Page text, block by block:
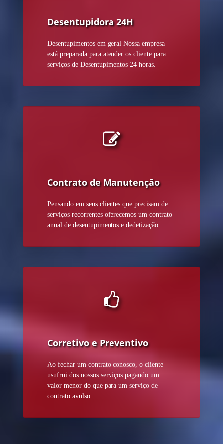
Desentupidora 24H
Desentupimentos em geral Nossa empresa
está preparada para atender os cliente para
serviços de Desentupimentos 24 horas.
Contrato de Manutenção
Pensando em seus clientes que precisam de
serviços recorrentes oferecemos um contrato
anual de desentupimentos e dedetização.
Corretivo e Preventivo
Ao fechar um contrato conosco, o cliente
usufrui dos nossos serviços pagando um
valor menor do que para um serviço de
contrato avulso.